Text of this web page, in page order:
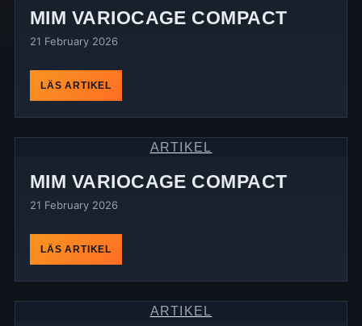
MIM VARIOCAGE COMPACT
21 February 2026
LÄS ARTIKEL
ARTIKEL
MIM VARIOCAGE COMPACT
21 February 2026
LÄS ARTIKEL
ARTIKEL